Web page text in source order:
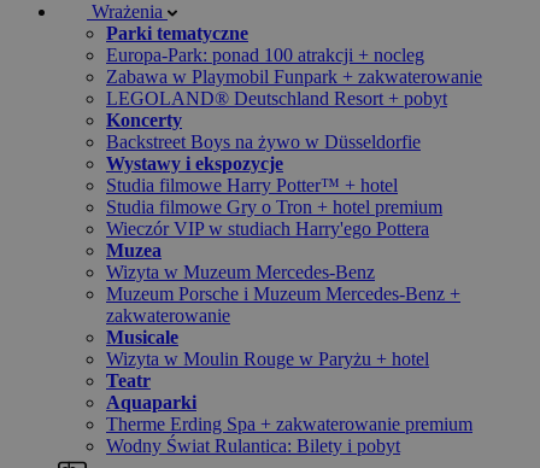
Wrażenia
Parki tematyczne
Europa-Park: ponad 100 atrakcji + nocleg
Zabawa w Playmobil Funpark + zakwaterowanie
LEGOLAND® Deutschland Resort + pobyt
Koncerty
Backstreet Boys na żywo w Düsseldorfie
Wystawy i ekspozycje
Studia filmowe Harry Potter™ + hotel
Studia filmowe Gry o Tron + hotel premium
Wieczór VIP w studiach Harry'ego Pottera
Muzea
Wizyta w Muzeum Mercedes-Benz
Muzeum Porsche i Muzeum Mercedes-Benz +
zakwaterowanie
Musicale
Wizyta w Moulin Rouge w Paryżu + hotel
Teatr
Aquaparki
Therme Erding Spa + zakwaterowanie premium
Wodny Świat Rulantica: Bilety i pobyt